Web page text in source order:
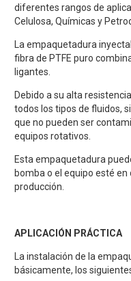
diferentes rangos de
Celulosa, Químicas y
La empaquetadura
fibra de PTFE puro
ligantes.
Debido a su alta
todos los tipos de fluidos,
que no pueden ser
equipos rotativos.
Esta empaquetadura
bomba o el equipo esté
producción.
APLICACIÓN PRÁCTICA
La instalación de la
básicamente, los